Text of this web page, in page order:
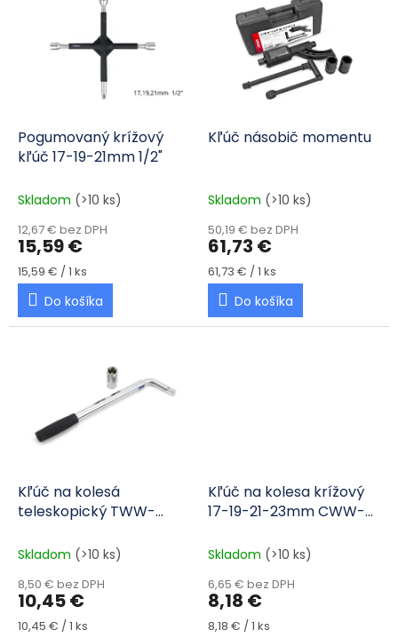
Pogumovaný krížový
kľúč 17-19-21mm 1/2"
Skladom (>10 ks)
12,67 € bez DPH
15,59 €
Jednotková cena:
15,59 € / 1 ks
Do košíka
Kľúč násobič momentu
Skladom (>10 ks)
50,19 € bez DPH
61,73 €
Jednotková cena:
61,73 € / 1 ks
Do košíka
Kľúč na kolesá
teleskopický TWW-
Skladom (>10 ks)
8,50 € bez DPH
10,45 €
Jednotková cena:
10,45 € / 1 ks
Kľúč na kolesa krížový
17-19-21-23mm CWW-
Skladom (>10 ks)
6,65 € bez DPH
8,18 €
Jednotková cena:
8,18 € / 1 ks